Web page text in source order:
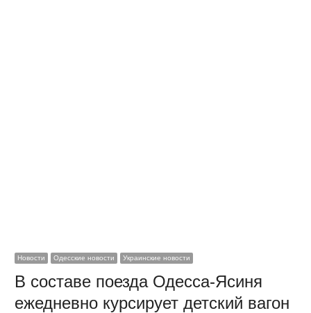
Новости Одесские новости Украинские новости
В составе поезда Одесса-Ясиня
ежедневно курсирует детский вагон